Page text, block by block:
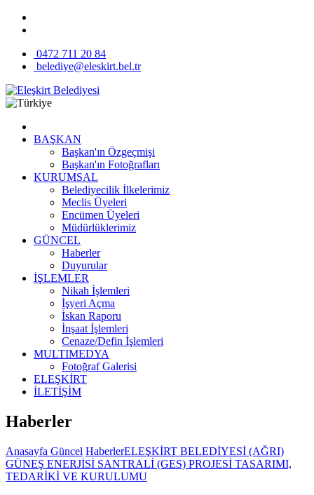
0472 711 20 84
belediye@eleskirt.bel.tr
BAŞKAN
Başkan'ın Özgeçmişi
Başkan'ın Fotoğrafları
KURUMSAL
Belediyecilik İlkelerimiz
Meclis Üyeleri
Encümen Üyeleri
Müdürlüklerimiz
GÜNCEL
Haberler
Duyurular
İŞLEMLER
Nikah İşlemleri
İşyeri Açma
İskan Raporu
İnşaat İşlemleri
Cenaze/Defin İşlemleri
MULTIMEDYA
Fotoğraf Galerisi
ELEŞKİRT
İLETİŞİM
Haberler
Anasayfa Güncel HaberlerELEŞKİRT BELEDİYESİ (AĞRI)
GÜNEŞ ENERJİSİ SANTRALİ (GES) PROJESİ TASARIMI,
TEDARİKİ VE KURULUMU